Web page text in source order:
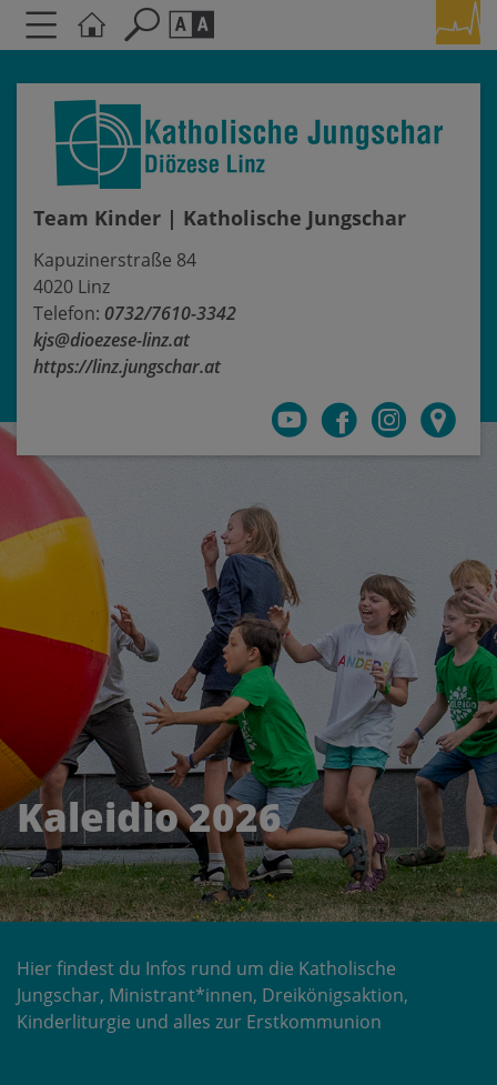
Schriftgröße
AAA
Kontrasteinstellungen
A A
Team Kinder | Katholische Jungschar
Kapuzinerstraße 84
4020 Linz
Telefon: 0732/7610-3342
kjs@dioezese-linz.at
https://linz.jungschar.at
Kaleidio 2026
Hier findest du Infos rund um die Katholische
Jungschar, Ministrant*innen, Dreikönigsaktion,
Kinderliturgie und alles zur Erstkommunion